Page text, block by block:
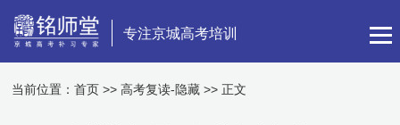
专注京城高考培训
当前位置：首页 >> 高考复读-隐藏 >> 正文